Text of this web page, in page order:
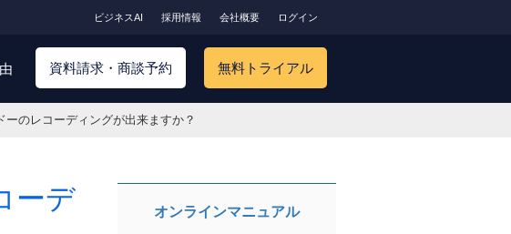
ログイン
会社概要
採用情報
ビジネスAI
無料トライアル
資料請求・商談予約
のレコーディングが出来ますか？
ーデ
オンラインマニュアル